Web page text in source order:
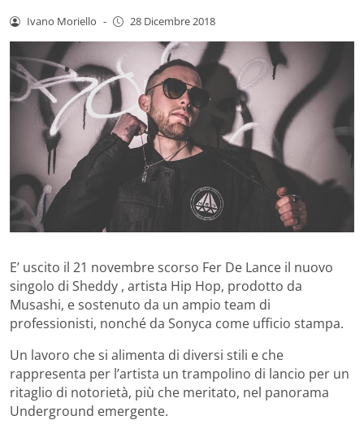
Ivano Moriello - 28 Dicembre 2018
E’ uscito il 21 novembre scorso Fer De Lance il nuovo
singolo di Sheddy , artista Hip Hop, prodotto da
Musashi, e sostenuto da un ampio team di
professionisti, nonché da Sonyca come ufficio stampa.
Un lavoro che si alimenta di diversi stili e che
rappresenta per l’artista un trampolino di lancio per un
ritaglio di notorietà, più che meritato, nel panorama
Underground emergente.